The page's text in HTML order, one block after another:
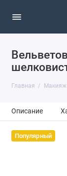
Главная Макияж
Описание
Популярный